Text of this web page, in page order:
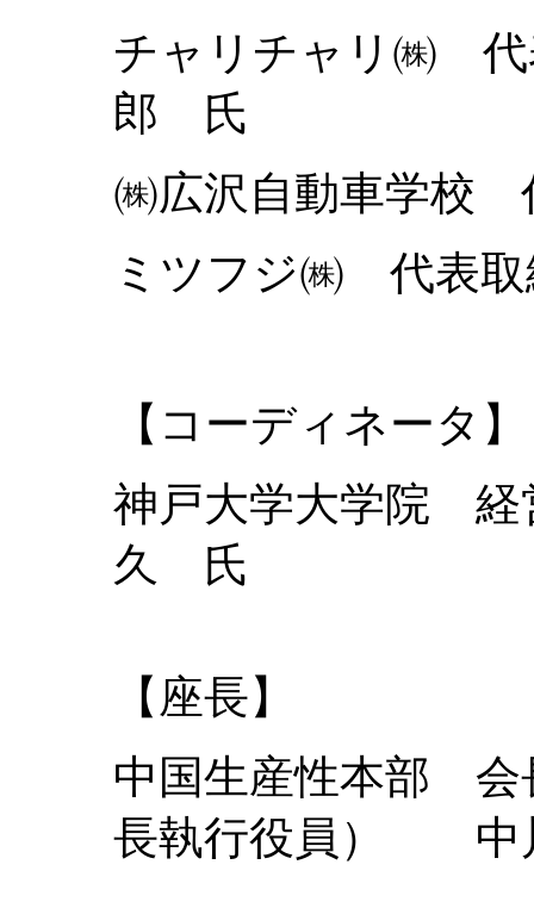
チャリチャリ㈱
郎 氏
㈱広沢自動車学
ミツフジ㈱ 代
【コーディネータ】
神戸大学大学院
久 氏
【座長】
中国生産性本部 会
長執行役員） 中